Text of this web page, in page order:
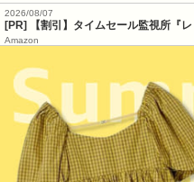
2026/08/07
[PR] 【割引】タイムセール監視所『レ
Amazon